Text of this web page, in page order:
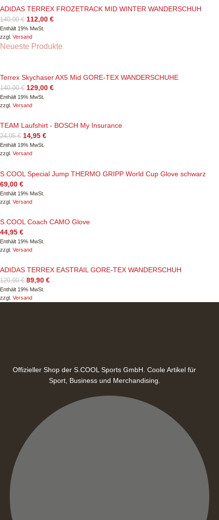
ADIDAS TERREX FROZETRACK MID WINTER WANDERSCHUH
140,00€ 112,00 €
Enthält 19% MwSt.
zzgl. Versand
Neueste Produkte
Terrex Skychaser AX5 Mid GORE-TEX WANDERSCHUHE
140,00€ 129,00 €
Enthält 19% MwSt.
zzgl. Versand
TEAM Laufshirt - BOSCH My Insurance
24,95€ 14,95 €
Enthält 19% MwSt.
zzgl. Versand
S.COOL Special Jump THERMO GRIPP World Cup Glove schwarz
69,00 €
Enthält 19% MwSt.
zzgl. Versand
S.COOL Coach CAMO Glove
44,95 €
Enthält 19% MwSt.
zzgl. Versand
ADIDAS TERREX EASTRAIL GORE-TEX WANDERSCHUH
120,00€ 89,90 €
Enthält 19% MwSt.
zzgl. Versand
Offizieller Shop der S.COOL Sports GmbH. Coole Artikel für
Sport, Business und Merchandising.